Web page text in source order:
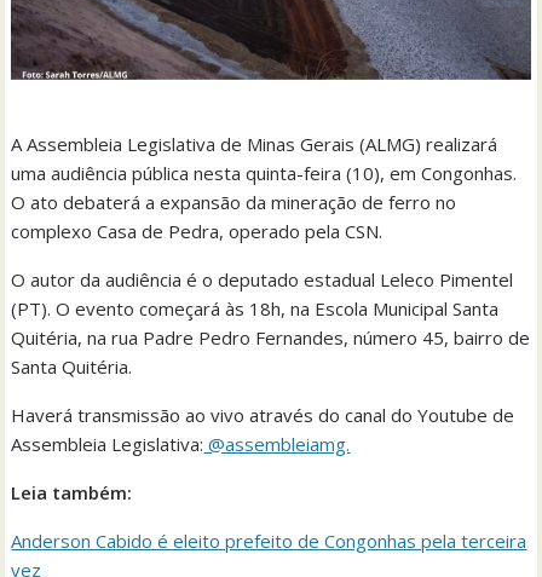
A Assembleia Legislativa de Minas Gerais (ALMG) realizará
uma audiência pública nesta quinta-feira (10), em Congonhas.
O ato debaterá a expansão da mineração de ferro no
complexo Casa de Pedra, operado pela CSN.
O autor da audiência é o deputado estadual Leleco Pimentel
(PT). O evento começará às 18h, na Escola Municipal Santa
Quitéria, na rua Padre Pedro Fernandes, número 45, bairro de
Santa Quitéria.
Haverá transmissão ao vivo através do canal do Youtube de
Assembleia Legislativa: @assembleiamg.
Leia também:
Anderson Cabido é eleito prefeito de Congonhas pela terceira
vez